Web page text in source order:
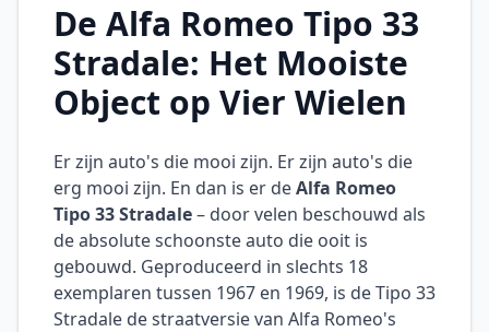
De Alfa Romeo Tipo 33
Stradale: Het Mooiste
Object op Vier Wielen
Er zijn auto's die mooi zijn. Er zijn auto's die
erg mooi zijn. En dan is er deAlfa Romeo
Tipo 33 Stradale– door velen beschouwd als
de absolute schoonste auto die ooit is
gebouwd. Geproduceerd in slechts 18
exemplaren tussen 1967 en 1969, is de Tipo 33
Stradale de straatversie van Alfa Romeo's